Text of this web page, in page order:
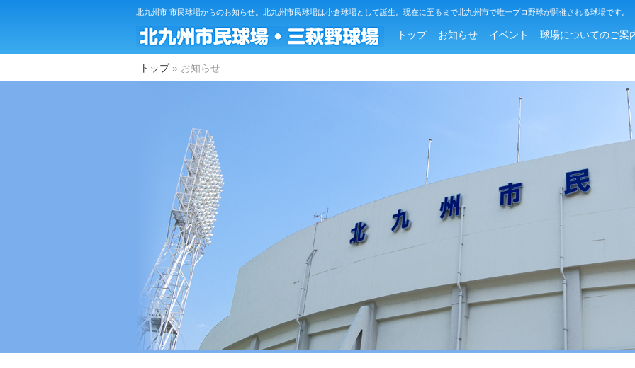
北九州市 市民球場からのお知らせ。北九州市民球場は小倉球場として誕生。現在に至るまで北九州市で唯一プロ野球が開催される球場です。
トップ お知らせ イベント 球場についてのご案
トップ» お知らせ
イベント